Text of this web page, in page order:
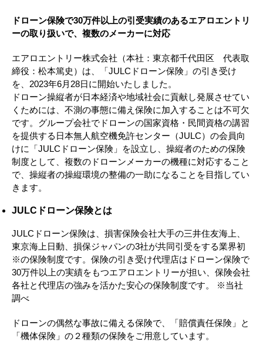
ドローン保険で30万件以上の引受実績のあるエアロエントリ
ーの取り扱いで、複数のメーカーに対応
エアロエントリー株式会社（本社：東京都千代田区 代表取
締役：松本篤史）は、「JULCドローン保険」の引き受け
を、2023年6月28日に開始いたしました。
ドローン操縦者が日本経済や地域社会に貢献し発展させてい
くためには、不測の事態に備え保険に加入することは不可欠
です。グループ会社でドローンの国家資格・民間資格の講習
を提供する日本無人航空機免許センター（JULC）の会員向
けに「JULCドローン保険」を設立し、操縦者のための保険
制度として、複数のドローンメーカーの機種に対応すること
で、操縦者の操縦環境の整備の一助になることを目指してい
きます。
JULCドローン保険とは
JULCドローン保険は、損害保険会社大手の三井住友海上、
東京海上日動、損保ジャパンの3社が共同引受をする業界初
※の保険制度です。保険の引き受け代理店はドローン保険で
30万件以上の実績をもつエアロエントリーが担い、保険会社
各社と代理店の強みを活かた安心の保険制度です。 ※当社
調べ
ドローンの偶然な事故に備える保険で、「賠償責任保険」と
「機体保険」の２種類の保険をご用意しています。